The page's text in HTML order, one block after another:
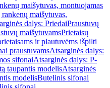
maišytuvas, montuojamas
maišytuvas,
dalys: PriedaiPraustuvų
maišytuvamsPrietaisų
ir plautuvėms išpilti
praustuvamsAtsarginės dalys:
sifonaiAtsarginės dalys: P-
taupantis modelisAtsarginės
modelisButelinis sifonai